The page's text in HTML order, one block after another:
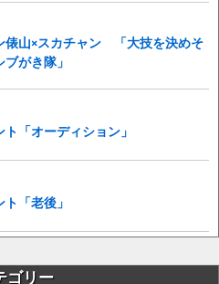
俵山×スカチャン 「大技を決めそ
がき隊」
「オーディション」
「老後」
ゴリー